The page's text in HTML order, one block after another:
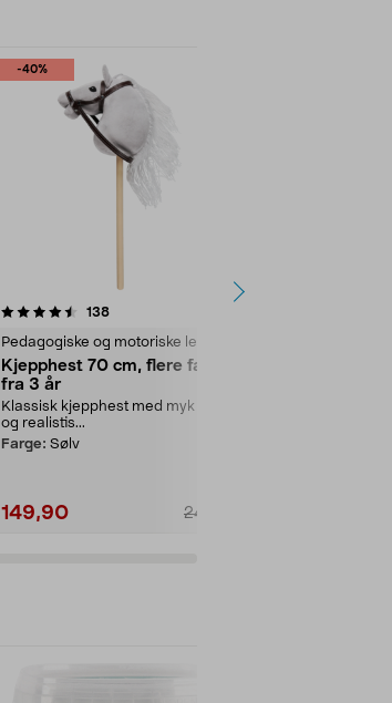
-40%
138anmeldelser
Pedagogiske og motoriske leker
Kjepphest 70 cm, flere farger,
fra 3 år
Klassisk kjepphest med myk plysj
og realistis...
Farge: Sølv
149,90 249,90
4.0 av 5 stjerner